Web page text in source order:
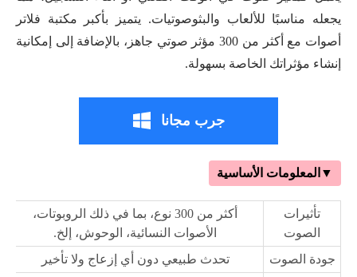
يجعله مناسبًا للألعاب والبثوصوتيات. يتميز بأكبر مكتبة فلاتر
أصوات مع أكثر من 300 مؤثر صوتي جاهز، بالإضافة إلى إمكانية
إنشاء مؤثراتك الخاصة بسهولة.
جرب مجانا
▼المعلومات الأساسية
تأثيرات
الصوت
أكثر من 300 نوع، بما في ذلك الروبوتات،
الأصوات النسائية، الوحوش، إلخ.
جودة الصوت
تحدث طبيعي دون أي إزعاج ولا تأخير